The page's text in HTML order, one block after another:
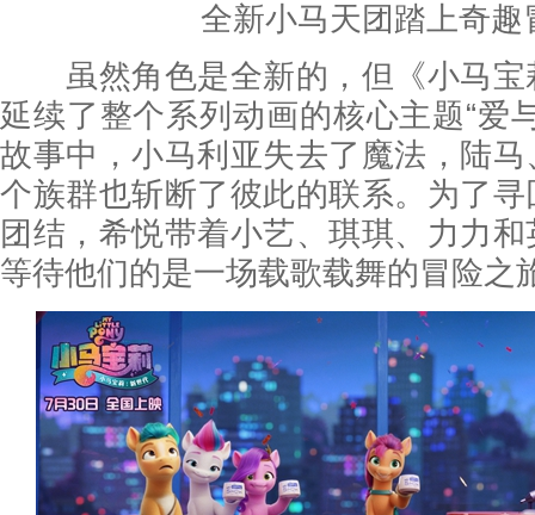
全新小马天团踏上奇趣
虽然角色是全新的，但《小马宝
延续了整个系列动画的核心主题“爱
故事中，小马利亚失去了魔法，陆
个族群也斩断了彼此的联系。为了
团结，希悦带着小艺、琪琪、力力
等待他们的是一场载歌载舞的冒险之